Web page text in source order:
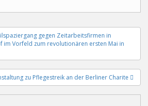
gegen Zeitarbeitsfirmen in
im Vorfeld zum revolutionären ersten Mai in
zu Pflegestreik an der Berliner Charite